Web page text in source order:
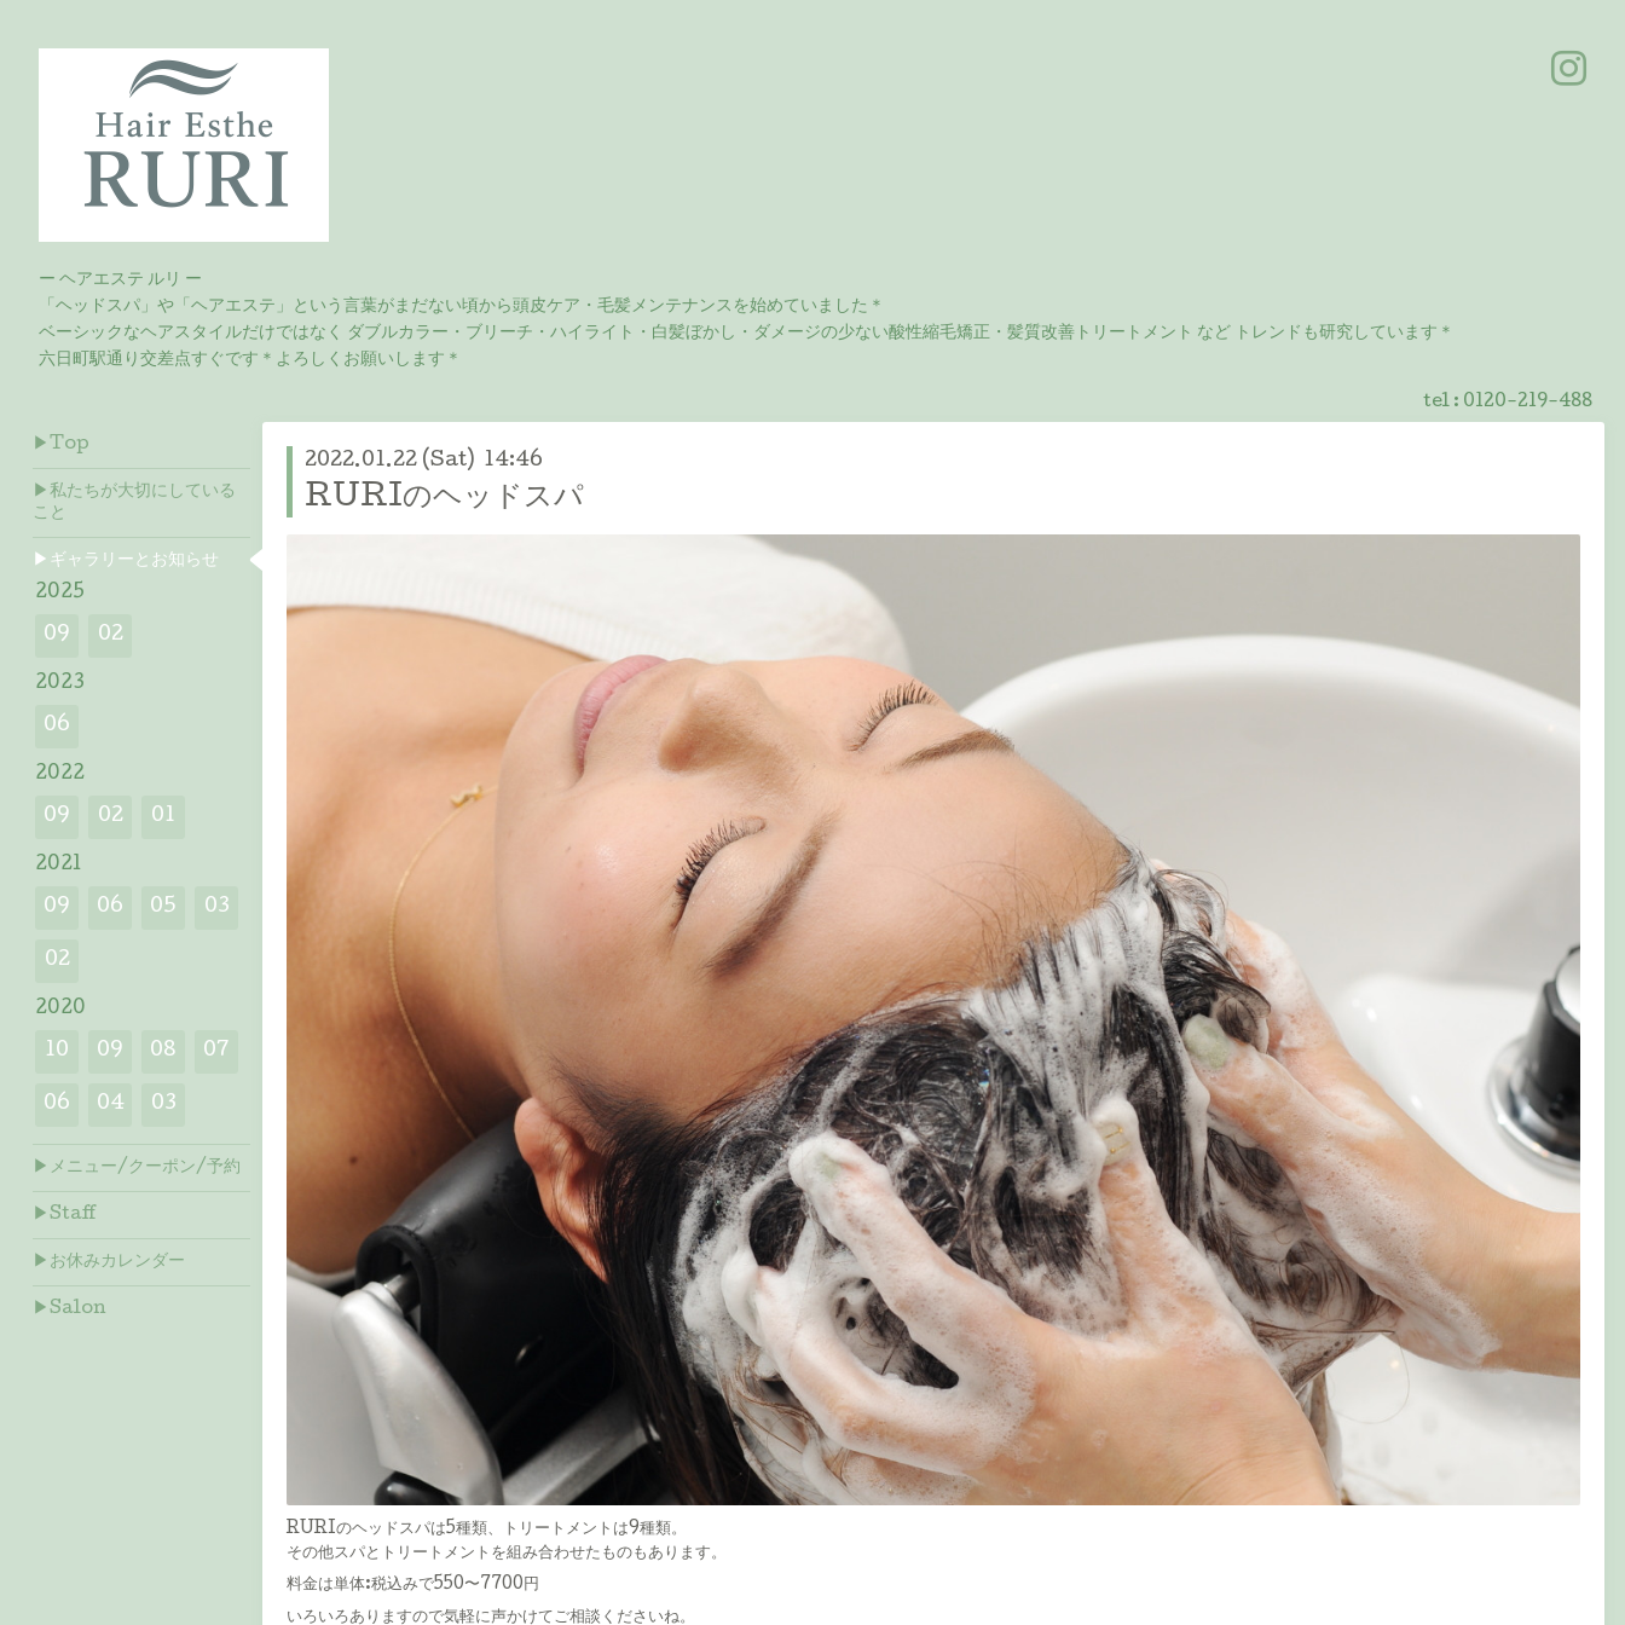
ー ヘアエステ ルリ ー
「ヘッドスパ」や「ヘアエステ」という言葉がまだない頃から頭皮ケア・毛髪メンテナンスを始めていました＊
ベーシックなヘアスタイルだけではなく ダブルカラー・ブリーチ・ハイライト・白髪ぼかし・ダメージの少ない酸性縮毛矯正・髪質改善トリートメント など トレンドも研究しています＊
六日町駅通り交差点すぐです＊よろしくお願いします＊
tel : 0120-219-488
2022.01.22 (Sat) 14:46
RURIのヘッドスパ
RURIのヘッドスパは5種類、トリートメントは9種類。
その他スパとトリートメントを組み合わせたものもあります。
料金は単体:税込みで550〜7700円
いろいろありますので気軽に声かけてご相談くださいね。
▶Top
▶私たちが大切にしている
こと
▶ギャラリーとお知らせ
2025
09 02
2023
06
2022
09 02 01
2021
09 06 05 03
02
2020
10 09 08 07
06 04 03
▶メニュー/クーポン/予約
▶Staff
▶お休みカレンダー
▶Salon